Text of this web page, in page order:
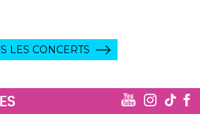
LES CONCERTS